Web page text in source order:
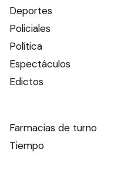
Deportes
Policiales
Política
Espectáculos
Edictos
Farmacias de turno
Tiempo